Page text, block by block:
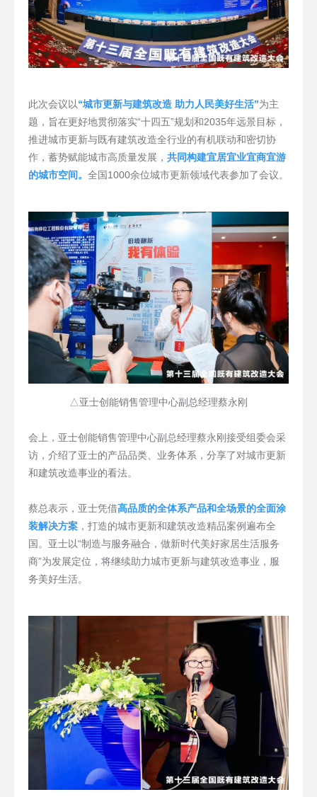
此次会议以“城市更新与建筑改造 助力人民美好生活”为主
题，旨在更好地贯彻落实“十四五”规划和2035年远景目标，
推进城市更新与既有建筑改造全行业的有机联动和密切协
作，蓄势赋能城市高质量发展， 共同构建宜居宜业宜商宜游
的城市空间。 全国1000余位城市更新领域代表参加了会议。
△亚士创能销售管理中心副总经理蔡永刚
会上，亚士创能销售管理中心副总经理蔡永刚接受组委会采
访，介绍了亚士的产品品类、业务体系，分享了对城市更新
和建筑改造事业的看法。
蔡总表示，亚士凭借高品质的全体系产品和全场景的全面涂
装解决方案 ，打造的城市更新和建筑改造精品案例遍布全
国。亚士以“制造与服务融合，做新时代美好家居生活服务
商”为发展定位，将继续助力城市更新与建筑改造事业，服
务美好生活。